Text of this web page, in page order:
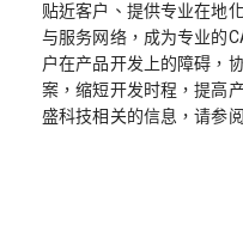
贴近客户、提供专业在地
与服务网络，成为专业的
户在产品开发上的障碍，
案，缩短开发时程，提高
盛科技相关的信息，请参阅